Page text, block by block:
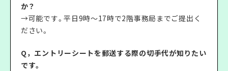
か？
→可能です。平日9時～17時で2階事務局までご提出く
ださい。
Q，エントリーシートを郵送する際の切手代が知りたい
です。